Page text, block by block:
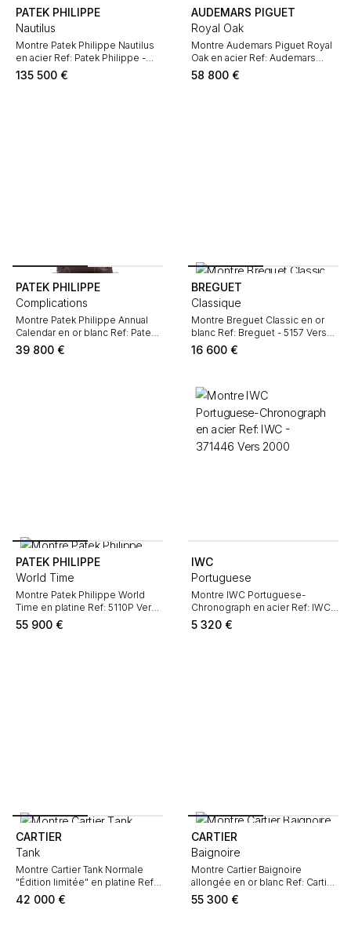
PATEK PHILIPPE
Nautilus
Montre Patek Philippe Nautilus
en acier Ref: Patek Philippe -
5712 Vers 2022
135 500 €
AUDEMARS PIGUET
Royal Oak
Montre Audemars Piguet Royal
Oak en acier Ref: Audemars
Piguet - 15500ST Vers 2022
58 800 €
PATEK PHILIPPE
Complications
Montre Patek Philippe Annual
Calendar en or blanc Ref: Patek
Philippe - 5396 Vers 2011
39 800 €
BREGUET
Classique
Montre Breguet Classic en or
blanc Ref: Breguet - 5157 Vers
2016
16 600 €
PATEK PHILIPPE
World Time
Montre Patek Philippe World
Time en platine Ref: 5110P Vers
2000
55 900 €
IWC
Portuguese
Montre IWC Portuguese-
Chronograph en acier Ref: IWC -
371446 Vers 2000
5 320 €
CARTIER
Tank
Montre Cartier Tank Normale
"Édition limitée" en platine Ref:
WGTA0109 Vers 2023
42 000 €
CARTIER
Baignoire
Montre Cartier Baignoire
allongée en or blanc Ref: Cartier
- 2460 Vers 1990
55 300 €